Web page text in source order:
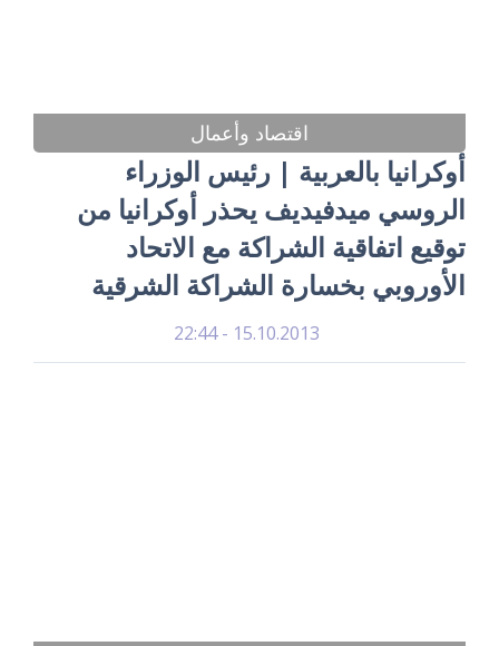
اقتصاد وأعمال
أوكرانيا بالعربية | رئيس الوزراء
الروسي ميدفيديف يحذر أوكرانيا من
توقيع اتفاقية الشراكة مع الاتحاد
الأوروبي بخسارة الشراكة الشرقية
15.10.2013 - 22:44